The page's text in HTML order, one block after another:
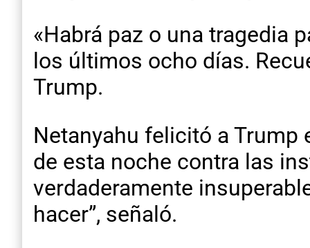
«Habrá paz o una tragedia
los últimos ocho días.
Trump.
Netanyahu felicitó a Trump
de esta noche contra las
verdaderamente
hacer”, señaló.